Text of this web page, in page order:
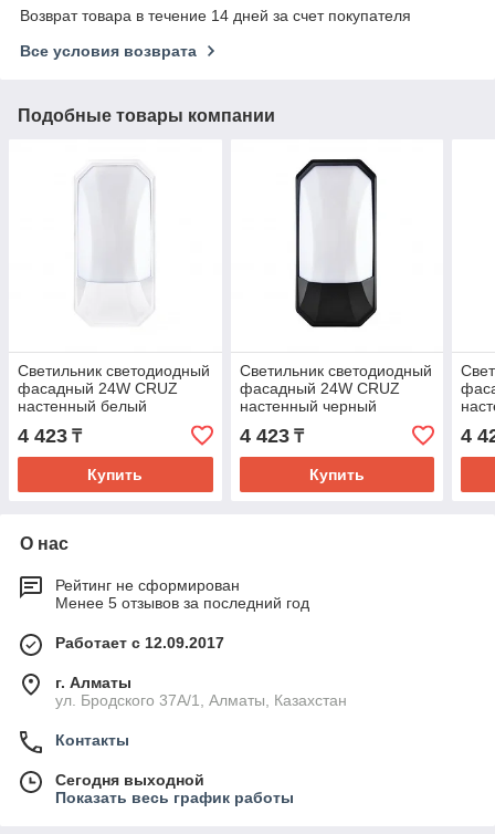
Возврат товара в течение 14 дней за счет покупателя
Все условия возврата
Подобные товары компании
Светильник светодиодный
фасадный 24W CRUZ
настенный белый
4 423 ₸
Купить
Светильник светодиодный
фасадный 24W CRUZ
настенный черный
4 423₸
Купить
4
О нас
Рейтинг не сформирован
Менее 5 отзывов за последний год
Работает с 12.09.2017
г. Алматы
ул. Бродского 37А/1, Алматы, Казахстан
Контакты
Сегодня выходной
Показать весь график работы